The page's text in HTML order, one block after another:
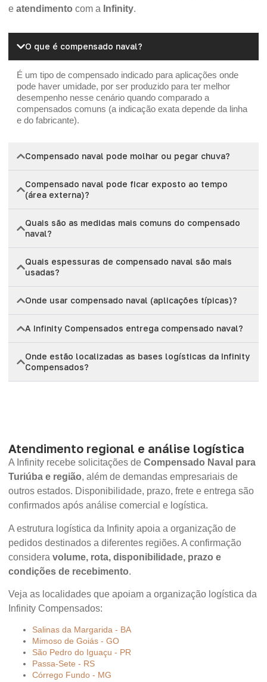
e atendimento com a Infinity.
O que é compensado naval?
É um tipo de compensado indicado para aplicações onde
pode haver umidade, por ser produzido para ter melhor
desempenho nesse cenário quando comparado a
compensados comuns (a indicação exata depende da linha
e do fabricante).
Compensado naval pode molhar ou pegar chuva?
Compensado naval pode ficar exposto ao tempo
(área externa)?
Quais são as medidas mais comuns do compensado
naval?
Quais espessuras de compensado naval são mais
usadas?
Onde usar compensado naval (aplicações típicas)?
A Infinity Compensados entrega compensado naval?
Onde estão localizadas as bases logísticas da Infinity
Compensados?
Atendimento regional e análise logística
A Infinity recebe solicitações de Compensado Naval para
Turiúba e região, além de demandas empresariais de
outros estados. Disponibilidade, prazo, frete e entrega são
confirmados após análise comercial e logística.
A estrutura logística da Infinity apoia a organização de
pedidos destinados a diferentes regiões. A confirmação
considera volume, rota, disponibilidade, prazo e
condições de recebimento.
Veja as localidades que apoiam a organização logística da
Infinity Compensados:
Salinas da Margarida - BA
Mimoso de Goiás - GO
São Pedro do Iguaçu - PR
Passa-Sete - RS
Córrego Fundo - MG